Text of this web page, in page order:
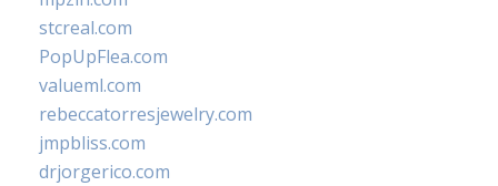
stcreal.com
PopUpFlea.com
valueml.com
rebeccatorresjewelry.com
jmpbliss.com
drjorgerico.com